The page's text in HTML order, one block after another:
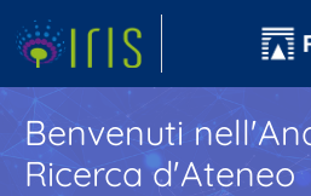
Benvenuti
Ricerca d'Ateneo